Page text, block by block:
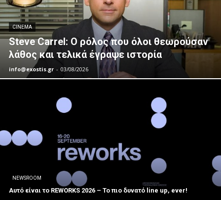
CINEMA
Steve Carrel: Ο ρόλος που όλοι θεωρούσαν
λάθος και τελικά έγραψε ιστορία
info@exostis.gr - 03/08/2026
NEWSROOM
Αυτό είναι το REWORKS 2026 – Το πιο δυνατό line up, ever!